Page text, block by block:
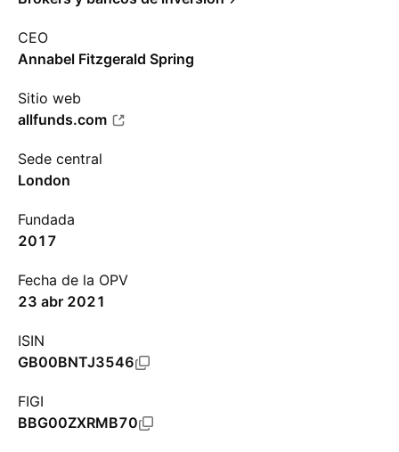
CEO
Annabel Fitzgerald Spring
Sitio web
allfunds.com
Sede central
London
Fundada
2017
Fecha de la OPV
23 abr 2021
ISIN
GB00BNTJ3546
FIGI
BBG00ZXRMB70